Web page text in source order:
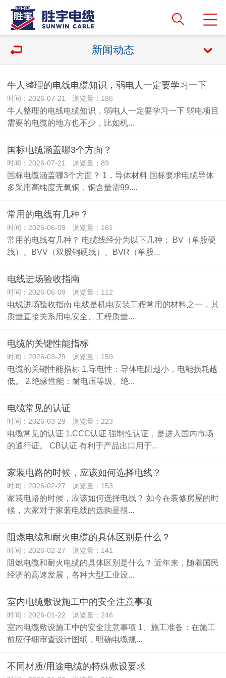
新闻动态
牛人整理的电线电缆知识，弱电人一定要学习一下
时间：2026-07-21 浏览量：186
牛人整理的电线电缆知识，弱电人一定要学习一下 弱电项目
需要的电缆的地方也不少，比如机...
国标电缆涵盖哪3个方面？
时间：2026-07-21 浏览量：89
国标电缆涵盖哪3个方面？ 1，导体材料 国标要求电缆导体
多采用高纯度无氧铜，铜含量需99....
常用的电线有几种？
时间：2026-06-09 浏览量：161
常用的电线有几种？ 电缆线经分为以下几种： BV（单股硬
线）、BVV（双股铜硬线）、BVR（单股...
电线进场验收指南
时间：2026-06-09 浏览量：112
电线进场验收指南 电线是机电安装工程常用的材料之一，其
质量直接关系用电安全、工程质量...
电缆的关键性能指标
时间：2026-03-29 浏览量：159
电缆的关键性能指标 1.导电性：导体电阻越小，电能损耗越
低。 2.绝缘性能：耐电压等级、绝...
电缆常见的认证
时间：2026-03-29 浏览量：223
电缆常见的认证 1.CCC认证 强制性认证，是进入国内市场
的通行证。 CB认证 有利于产品出口用于...
家装电路的时候，应该如何选择电线？
时间：2026-02-27 浏览量：153
家装电路的时候，应该如何选择电线？ 如今在装修房屋的时
候，大家对于家装电线的选购是很...
阻燃电缆和耐火电缆的具体区别是什么？
时间：2026-02-27 浏览量：141
阻燃电缆和耐火电缆的具体区别是什么？ 近年来，随着国民
经济的高速发展，各种大型工业设...
室内电缆敷设施工中的安全注意事项
时间：2026-01-22 浏览量：246
室内电缆敷设施工中的安全注意事项 1、施工准备：在施工
前应仔细审查设计图纸，明确电缆规...
不同材质/用途电缆的特殊敷设要求